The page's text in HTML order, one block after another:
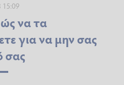
15:09
να τα
για να μην σας
σας